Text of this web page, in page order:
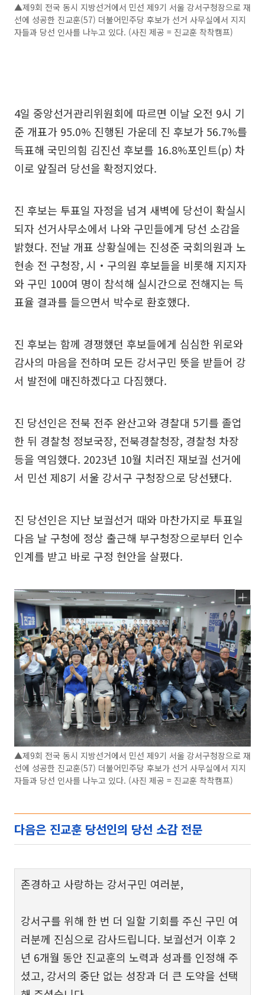
▲제9회 전국 동시 지방선거에서 민선 제9기 서울 강서구청장으로 재
선에 성공한 진교훈(57) 더불어민주당 후보가 선거 사무실에서 지지
자들과 당선 인사를 나누고 있다. (사진 제공 = 진교훈 착착캠프)
4일 중앙선거관리위원회에 따르면 이날 오전 9시 기
준 개표가 95.0% 진행된 가운데 진 후보가 56.7%를
득표해 국민의힘 김진선 후보를 16.8%포인트(p) 차
이로 앞질러 당선을 확정지었다.
진 후보는 투표일 자정을 넘겨 새벽에 당선이 확실시
되자 선거사무소에서 나와 구민들에게 당선 소감을
밝혔다. 전날 개표 상황실에는 진성준 국회의원과 노
현송 전 구청장, 시‧구의원 후보들을 비롯해 지지자
와 구민 100여 명이 참석해 실시간으로 전해지는 득
표율 결과를 들으면서 박수로 환호했다.
진 후보는 함께 경쟁했던 후보들에게 심심한 위로와
감사의 마음을 전하며 모든 강서구민 뜻을 받들어 강
서 발전에 매진하겠다고 다짐했다.
진 당선인은 전북 전주 완산고와 경찰대 5기를 졸업
한 뒤 경찰청 정보국장, 전북경찰청장, 경찰청 차장
등을 역임했다. 2023년 10월 치러진 재보궐 선거에
서 민선 제8기 서울 강서구 구청장으로 당선됐다.
진 당선인은 지난 보궐선거 때와 마찬가지로 투표일
다음 날 구청에 정상 출근해 부구청장으로부터 인수
인계를 받고 바로 구정 현안을 살폈다.
▲제9회 전국 동시 지방선거에서 민선 제9기 서울 강서구청장으로 재
선에 성공한 진교훈(57) 더불어민주당 후보가 선거 사무실에서 지지
자들과 당선 인사를 나누고 있다. (사진 제공 = 진교훈 착착캠프)
다음은 진교훈 당선인의 당선 소감 전문
존경하고 사랑하는 강서구민 여러분,
강서구를 위해 한 번 더 일할 기회를 주신 구민 여
러분께 진심으로 감사드립니다. 보궐선거 이후 2
년 6개월 동안 진교훈의 노력과 성과를 인정해 주
셨고, 강서의 중단 없는 성장과 더 큰 도약을 선택